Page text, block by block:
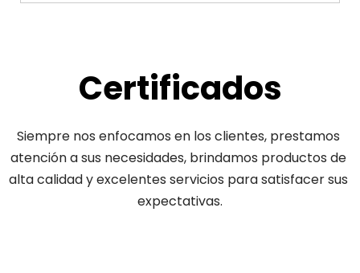
Certificados
Siempre nos enfocamos en los clientes, prestamos
atención a sus necesidades, brindamos productos de
alta calidad y excelentes servicios para satisfacer sus
expectativas.